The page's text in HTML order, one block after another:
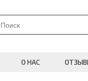
О НАС